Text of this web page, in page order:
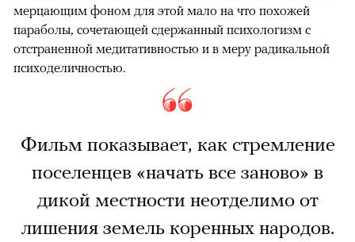
мерцающим фоном для этой мало на что похожей
параболы, сочетающей сдержанный психологизм с
отстраненной медитативностью и в меру радикальной
психоделичностью.
Фильм показывает, как стремление
поселенцев «начать все заново» в
дикой местности неотделимо от
лишения земель коренных народов.